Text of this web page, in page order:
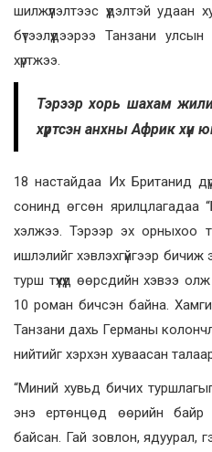
шилжүүлэлтээс үүдэлтэй
бүтээлүүдээрээ Танзани
хүртжээ.
Тэрээр хорь шахам
хүртсэн анхны Африк хүн
18 настайдаа Их Британид
сонинд өгсөн ярилцлагадаа
хэлжээ. Тэрээр эх орныхоо
ишлэлийг хэвлэхгүйгээр
турш түүхүүд өөрсдийн хэвээ
10 роман бичсэн байна.
Танзани дахь Германы
нийтийг хэрхэн хуваасан
“Миний хувьд бичих
энэ ертөнцөд өөрийн байр
байсан. Гай зовлон, ядуурал,